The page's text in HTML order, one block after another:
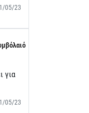
05/23
για
05/23